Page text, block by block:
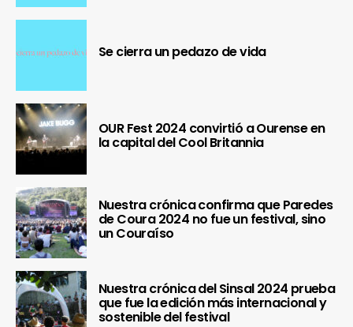
Se cierra un pedazo de vida
OUR Fest 2024 convirtió a Ourense en
la capital del Cool Britannia
Nuestra crónica confirma que Paredes
de Coura 2024 no fue un festival, sino
un Couraíso
Nuestra crónica del Sinsal 2024 prueba
que fue la edición más internacional y
sostenible del festival